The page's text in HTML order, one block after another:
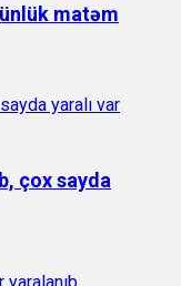
matəm
çox sayda